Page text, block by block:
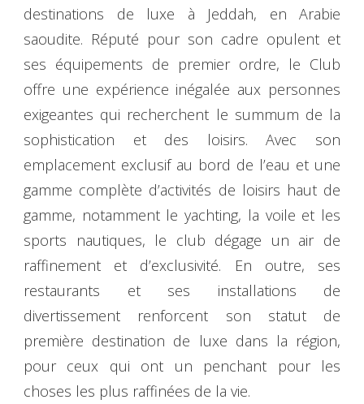
destinations de luxe à Jeddah, en Arabie
saoudite. Réputé pour son cadre opulent et
ses équipements de premier ordre, le Club
offre une expérience inégalée aux personnes
exigeantes qui recherchent le summum de la
sophistication et des loisirs. Avec son
emplacement exclusif au bord de l’eau et une
gamme complète d’activités de loisirs haut de
gamme, notamment le yachting, la voile et les
sports nautiques, le club dégage un air de
raffinement et d’exclusivité. En outre, ses
restaurants et ses installations de
divertissement renforcent son statut de
première destination de luxe dans la région,
pour ceux qui ont un penchant pour les
choses les plus raffinées de la vie.